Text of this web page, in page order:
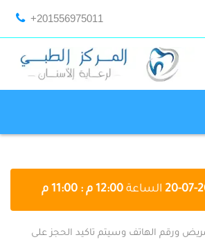
+201556975011
الساعة 12:00 م : 11:00 م
ورقم الهاتف وسيتم تاكيد الحجز على